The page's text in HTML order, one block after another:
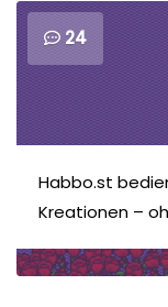
24
Habbo.st
Kreationen –